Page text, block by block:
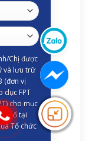
Chị được
và lưu trữ
(đơn vị
dục FPT
cho mục
bố tại
Tổ chức